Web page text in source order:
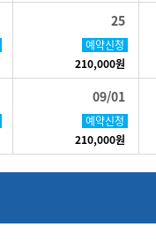
25
예약신청
210,000원
09/01
예약신청
210,000원